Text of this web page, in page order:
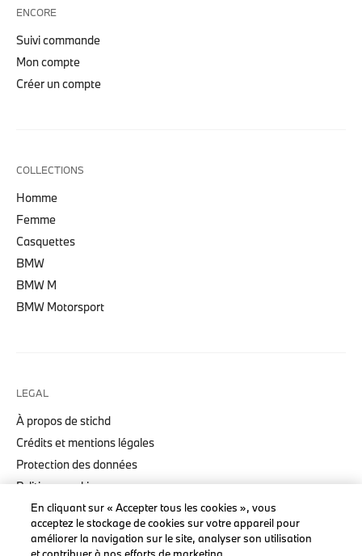
ENCORE
Suivi commande
Mon compte
Créer un compte
COLLECTIONS
Homme
Femme
Casquettes
BMW
BMW M
BMW Motorsport
LEGAL
À propos de stichd
Crédits et mentions légales
Protection des données
Politique cookies
Accessibility Act
En cliquant sur « Accepter tous les cookies », vous
acceptez le stockage de cookies sur votre appareil pour
améliorer la navigation sur le site, analyser son utilisation